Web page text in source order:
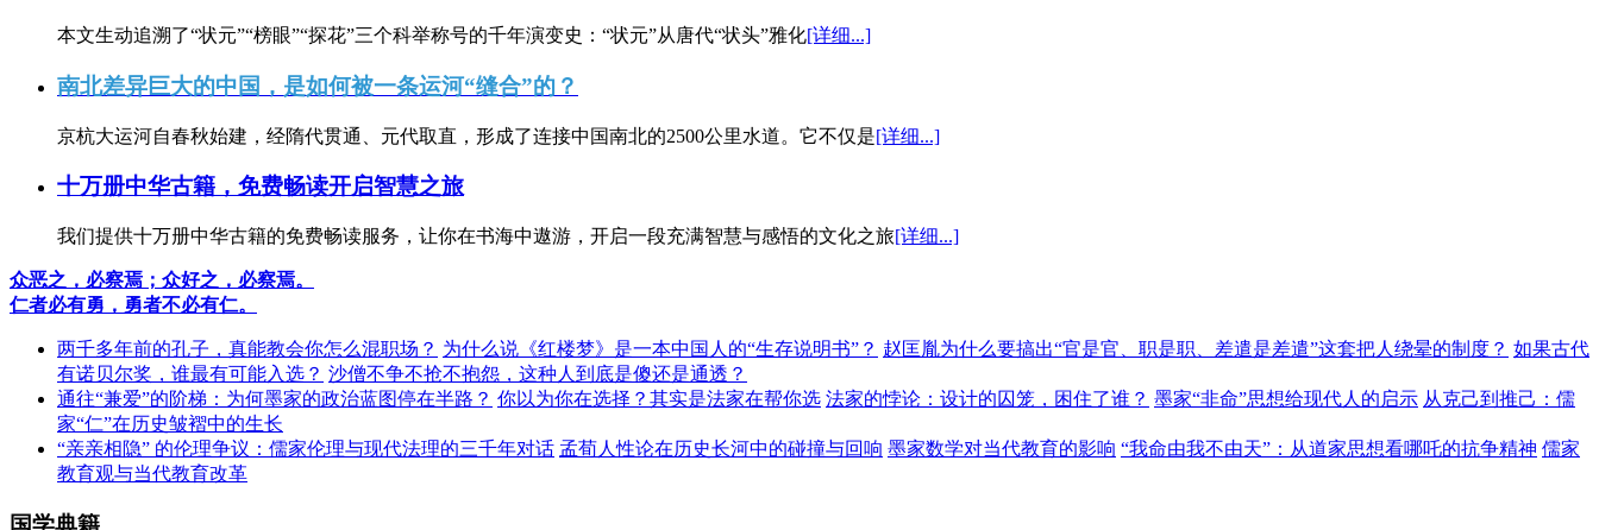
本文生动追溯了“状元”“榜眼”“探花”三个科举称号的千年演变史：“状元”从唐代“状头”雅化[详细...]
南北差异巨大的中国，是如何被一条运河“缝合”的？
京杭大运河自春秋始建，经隋代贯通、元代取直，形成了连接中国南北的2500公里水道。它不仅是[详细...]
十万册中华古籍，免费畅读开启智慧之旅
我们提供十万册中华古籍的免费畅读服务，让你在书海中遨游，开启一段充满智慧与感悟的文化之旅[详细...]
众恶之，必察焉；众好之，必察焉。
仁者必有勇，勇者不必有仁。
两千多年前的孔子，真能教会你怎么混职场？ 为什么说《红楼梦》是一本中国人的“生存说明书”？ 赵匡胤为什么要搞出“官是官、职是职、差遣是差遣”这套把人绕晕的制度？ 如果古代
有诺贝尔奖，谁最有可能入选？ 沙僧不争不抢不抱怨，这种人到底是傻还是通透？
通往“兼爱”的阶梯：为何墨家的政治蓝图停在半路？ 你以为你在选择？其实是法家在帮你选 法家的悖论：设计的囚笼，困住了谁？ 墨家“非命”思想给现代人的启示 从克己到推己：儒
家“仁”在历史皱褶中的生长
“亲亲相隐” 的伦理争议：儒家伦理与现代法理的三千年对话 孟荀人性论在历史长河中的碰撞与回响 墨家数学对当代教育的影响 “我命由我不由天”：从道家思想看哪吒的抗争精神 儒家
教育观与当代教育改革
国学典籍